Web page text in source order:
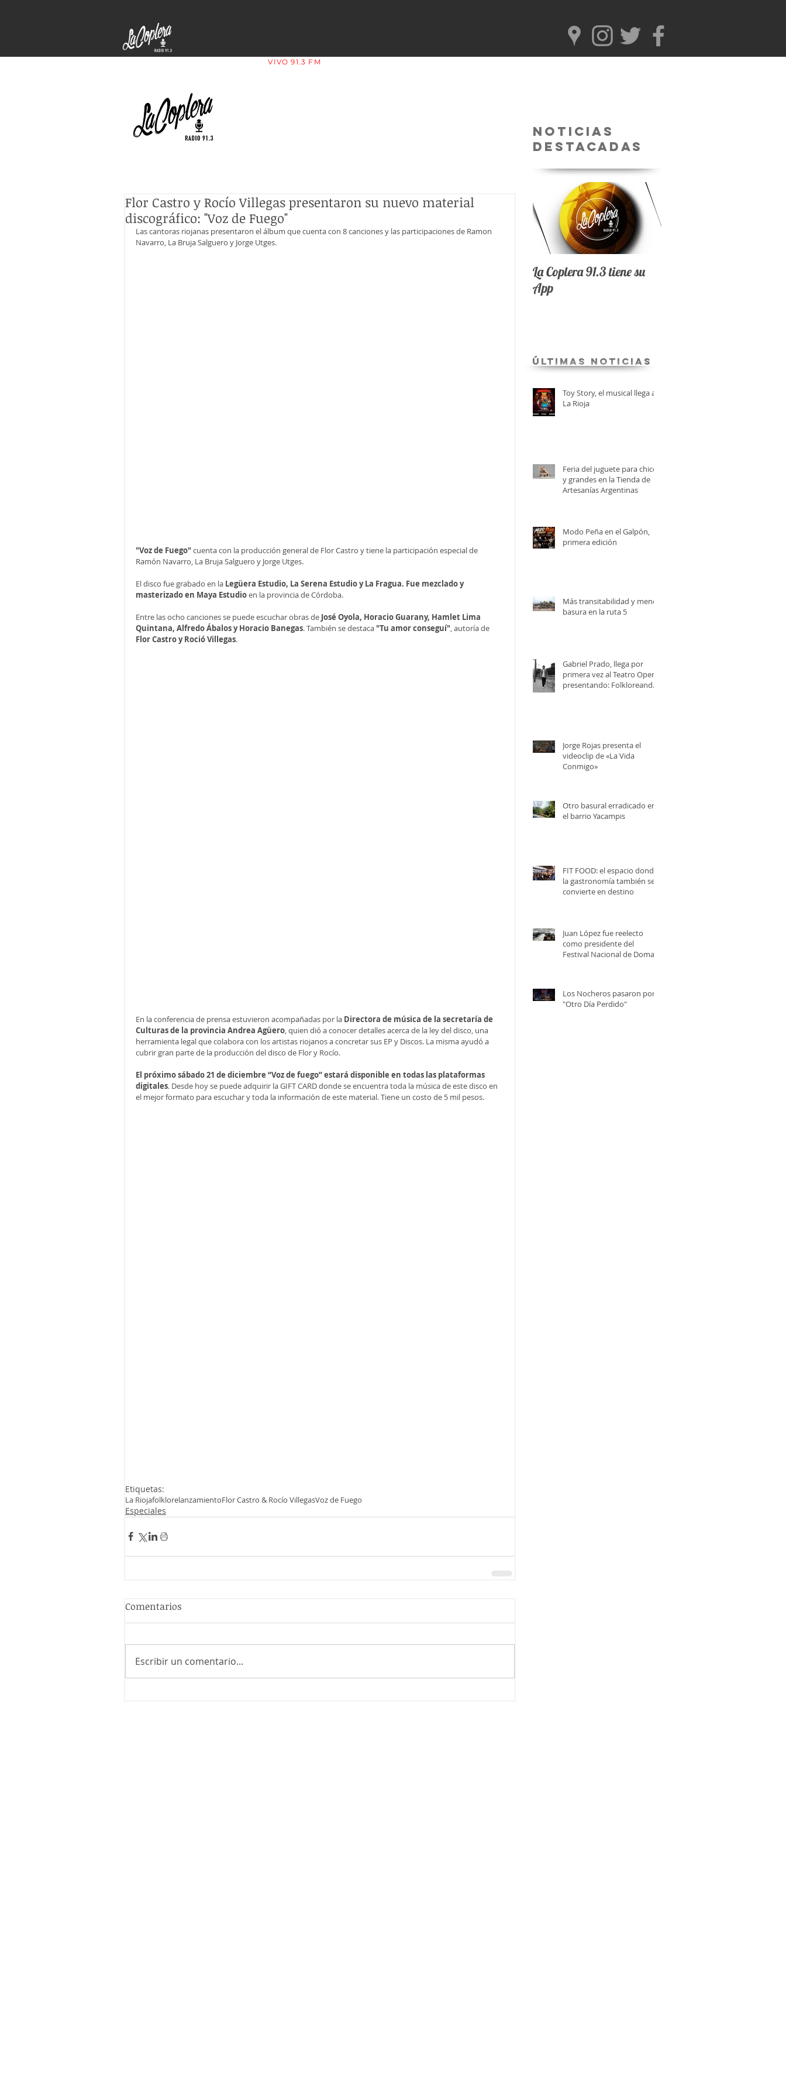
VIVO 91.3 FM
Flor Castro y Rocío Villegas presentaron su nuevo material
discográfico: "Voz de Fuego"
Las cantoras riojanas presentaron el álbum que cuenta con 8 canciones y las participaciones de Ramon
Navarro, La Bruja Salguero y Jorge Utges.
"Voz de Fuego" cuenta con la producción general de Flor Castro y tiene la participación especial de
Ramón Navarro, La Bruja Salguero y Jorge Utges.
El disco fue grabado en la Legüera Estudio, La Serena Estudio y La Fragua. Fue mezclado y
masterizado en Maya Estudio en la provincia de Córdoba.
Entre las ocho canciones se puede escuchar obras de José Oyola, Horacio Guarany, Hamlet Lima
Quintana, Alfredo Ábalos y Horacio Banegas. También se destaca "Tu amor conseguí", autoría de
Flor Castro y Roció Villegas.
En la conferencia de prensa estuvieron acompañadas por la Directora de música de la secretaría de
Culturas de la provincia Andrea Agüero, quien dió a conocer detalles acerca de la ley del disco, una
herramienta legal que colabora con los artistas riojanos a concretar sus EP y Discos. La misma ayudó a
cubrir gran parte de la producción del disco de Flor y Rocío.
El próximo sábado 21 de diciembre “Voz de fuego” estará disponible en todas las plataformas
digitales. Desde hoy se puede adquirir la GIFT CARD donde se encuentra toda la música de este disco en
el mejor formato para escuchar y toda la información de este material. Tiene un costo de 5 mil pesos.
Etiquetas:
La RiojafolklorelanzamientoFlor Castro & Rocío VillegasVoz de Fuego
Especiales
Comentarios
Escribir un comentario...
Noticias
Destacadas
La Coplera 91.3 tiene su
App
últimas Noticias
Toy Story, el musical llega a
La Rioja
Feria del juguete para chicos
y grandes en la Tienda de
Artesanías Argentinas
Modo Peña en el Galpón,
primera edición
Más transitabilidad y menos
basura en la ruta 5
Gabriel Prado, llega por
primera vez al Teatro Opera,
presentando: Folkloreando
Jorge Rojas presenta el
videoclip de «La Vida
Conmigo»
Otro basural erradicado en
el barrio Yacampis
FIT FOOD: el espacio donde
la gastronomía también se
convierte en destino
Juan López fue reelecto
como presidente del
Festival Nacional de Doma y
Los Nocheros pasaron por
"Otro Día Perdido"